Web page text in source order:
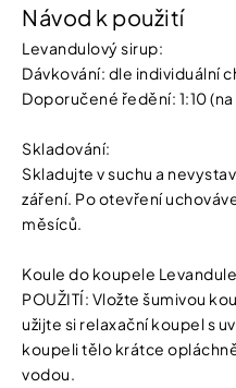
Návod k použití
Levandulový sirup:
Dávkování: dle individuální
Doporučené ředění: 1:10
Skladování:
Skladujte v suchu a
záření. Po otevření
měsíců.
Koule do koupele
POUŽITÍ: Vložte šumivou
užijte si relaxační koupel s
koupeli tělo krátce
vodou.